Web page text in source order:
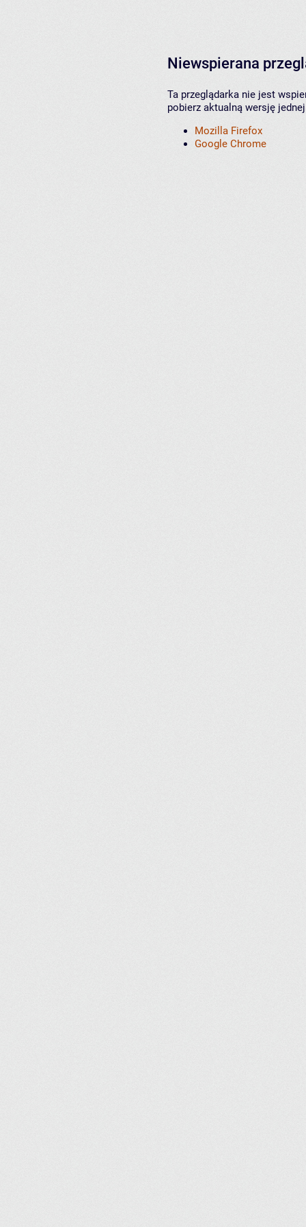
Niewspierana
Ta przeglądarka nie jest
pobierz aktualną wersję
Mozilla Firefox
Google Chrome